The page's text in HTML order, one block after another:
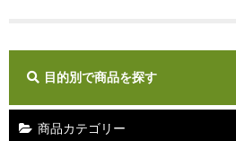
お問い合わせ
目的別で商品を探す
商品カテゴリー